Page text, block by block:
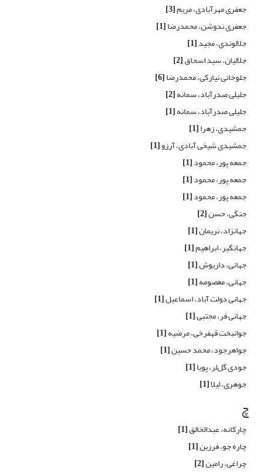
جعفری مهرآبادی، مریم[3]
جعفری ندوشن، محمدرضا[1]
جلالوندی، مجید[1]
جلالیان، سید اسحاق[2]
جلوخانی نیارکی، محمدرضا[6]
جلیلی صدرآباد، سمانه[2]
جلیلی صدرآباد، سمانه[1]
جمشیدی، زهرا[1]
جمشیدی شیخی آبادی، آرزو[1]
جمعه پور، محمود[1]
جمعه پور، محمود[1]
جمعه پور، محمود[1]
جنگی، حسن[2]
جهانزاد، نریمان[1]
جهانگیر، ابراهیم[1]
جهانی، داریوش[1]
جهانی، معصومه[1]
جهانی دولت آباد، اسماعیل[1]
جهانی فر، مجتبی[1]
جوانبخت قهفرخی، مرضیه[1]
جواهرجود، محمد حسین[1]
جودی گل‌لر، پویا[1]
جوهری، لیلا[1]
چ
چارکانه، عبدالخالق[1]
چاره جو، فرزین[1]
چراغی، رامین[2]